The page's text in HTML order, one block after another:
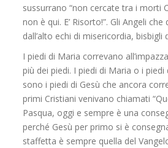
sussurrano “non cercate tra i morti
non è qui. E’ Risorto!”. Gli Angeli
dall’alto echi di misericordia, bisbigli
I piedi di Maria correvano
più dei piedi. I piedi di Maria o i piedi
sono i piedi di Gesù che ancora
primi Cristiani venivano chiamati
Pasqua, oggi e sempre è una
perché Gesù per primo si è
staffetta è sempre quella del